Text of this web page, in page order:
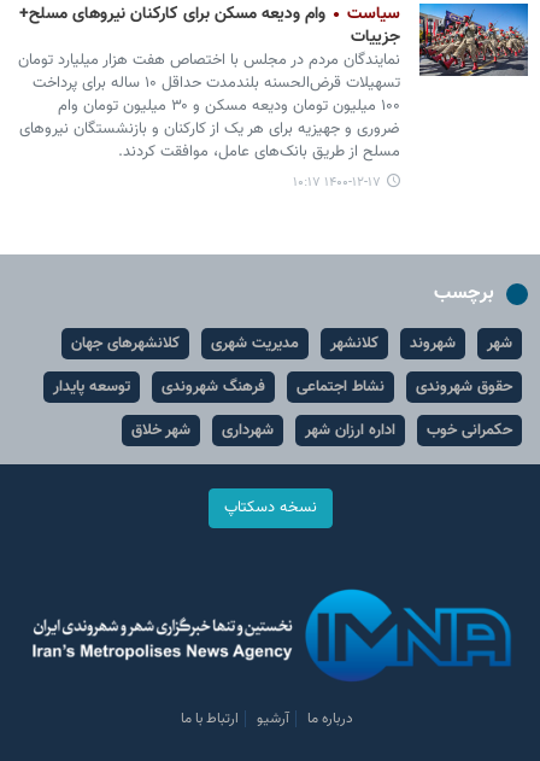
سیاست
وام ودیعه مسکن برای کارکنان نیروهای مسلح+
جزییات
نمایندگان مردم در مجلس با اختصاص هفت هزار میلیارد تومان
تسهیلات قرض‌الحسنه بلندمدت حداقل ۱۰ ساله برای پرداخت
۱۰۰ میلیون تومان ودیعه مسکن و ۳۰ میلیون تومان وام
ضروری و جهیزیه برای هر یک از کارکنان و بازنشستگان نیروهای
مسلح از طریق بانک‌های عامل، موافقت کردند.
۱۴۰۰-۱۲-۱۷ ۱۰:۱۷
برچسب
شهر شهروند کلانشهر مدیریت شهری
کلانشهرهای جهان
حقوق شهروندی
نشاط اجتماعی فرهنگ شهروندی
توسعه پایدار
حکمرانی خوب
اداره ارزان شهر شهرداری شهر خلاق
نسخه دسکتاپ
درباره ما آرشیو ارتباط با ما